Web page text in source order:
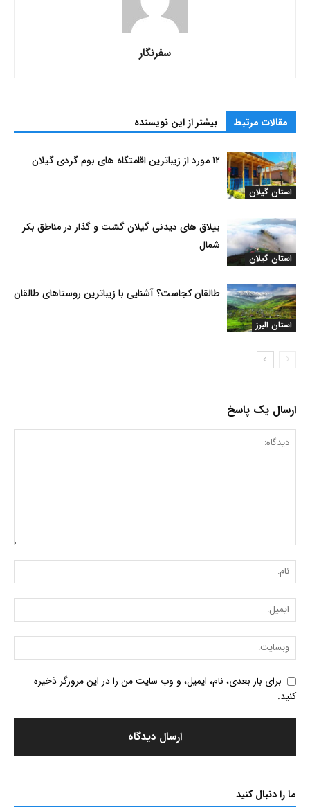
سفرنگار
مقالات مرتبط بیشتر از این نویسنده
استان گیلان
۱۲ مورد از زیباترین اقامتگاه های بوم گردی گیلان
استان گیلان
ییلاق های دیدنی گیلان گشت و گذار در مناطق بکر
شمال
استان البرز
طالقان کجاست؟ آشنایی با زیباترین روستاهای طالقان
ارسال یک پاسخ
برای بار بعدی، نام، ایمیل، و وب سایت من را در این مرورگر ذخیره
کنید.
ما را دنبال کنید